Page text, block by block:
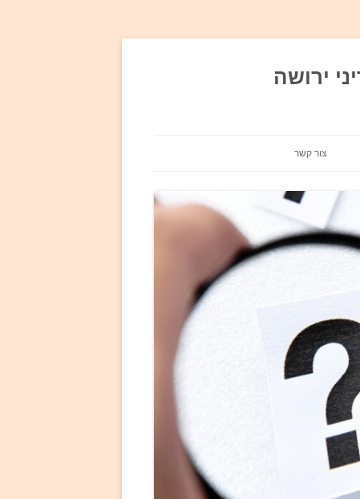
ירושה
צור קשר